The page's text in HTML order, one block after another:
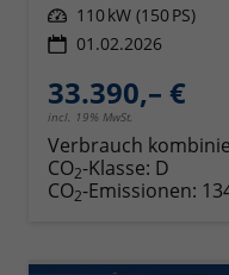
Leistung 110 kW (150 PS)
01.02.2026
33.390,– €
incl. 19% MwSt.
Verbrauch
CO2-Klasse: D
CO2-Emissionen: